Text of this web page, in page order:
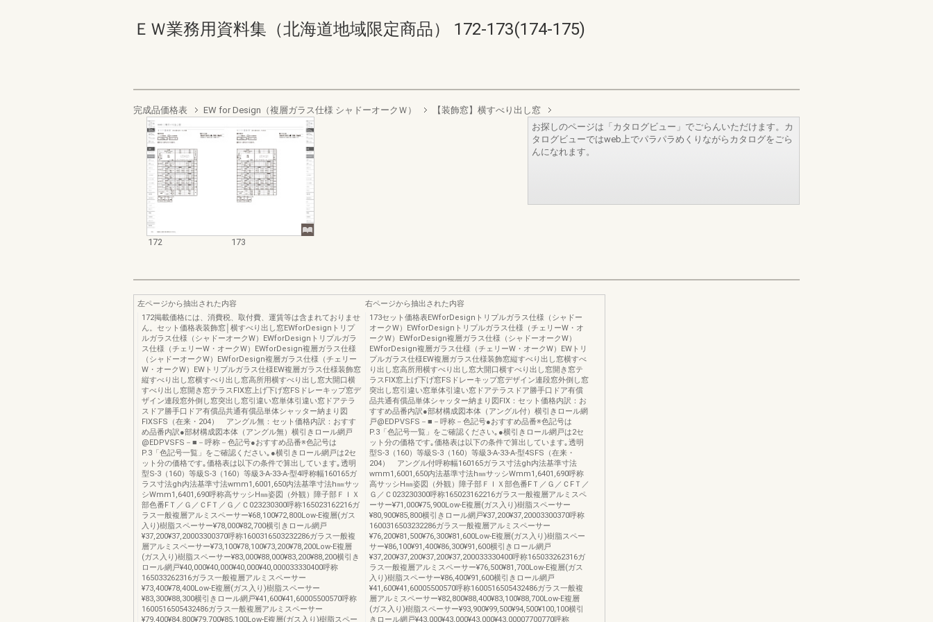
ＥＷ業務用資料集（北海道地域限定商品） 172-173(174-175)
完成品価格表 EW for Design（複層ガラス仕様 シャドーオークＷ） 【装飾窓】横すべり出し窓
172 173
お探しのページは「カタログビュー」でごらんいただけます。カ
タログビューではweb上でパラパラめくりながらカタログをごら
んになれます。
左ページから抽出された内容
172掲載価格には、消費税、取付費、運賃等は含まれておりませ
ん。セット価格表装飾窓│横すべり出し窓EWforDesignトリプ
ルガラス仕様（シャドーオークW）EWforDesignトリプルガラ
ス仕様（チェリーW・オークW）EWforDesign複層ガラス仕様
（シャドーオークW）EWforDesign複層ガラス仕様（チェリー
W・オークW）EWトリプルガラス仕様EW複層ガラス仕様装飾窓
縦すべり出し窓横すべり出し窓高所用横すべり出し窓大開口横
すべり出し窓開き窓テラスFIX窓上げ下げ窓FSドレーキップ窓デ
ザイン連段窓外倒し窓突出し窓引違い窓単体引違い窓ドアテラ
スドア勝手口ドア有償品共通有償品単体シャッター納まり図
FIXSFS（在来・204） アングル無：セット価格内訳：おすす
め品番内訳●部材構成図本体（アングル無）横引きロール網戸
@EDPVSFS－■－呼称－色記号●おすすめ品番※色記号は
P.3「色記号一覧」をご確認ください｡●横引きロール網戸は2セ
ット分の価格です｡価格表は以下の条件で算出しています｡透明
型S-3（160）等級S-3（160）等級3-A-33-A-型4呼称幅160165ガ
ラス寸法gh内法基準寸法wmm1,6001,650内法基準寸法h㎜サッ
シWmm1,6401,690呼称高サッシH㎜姿図（外観）障子部ＦＩＸ
部色番FＴ／Ｇ／ＣFＴ／Ｇ／Ｃ023230300呼称165023162216ガ
ラス一般複層アルミスペーサー¥68,100¥72,800Low-E複層(ガス
入り)樹脂スペーサー¥78,000¥82,700横引きロール網戸
¥37,200¥37,20003300370呼称1600316503232286ガラス一般複
層アルミスペーサー¥73,100¥78,100¥73,200¥78,200Low-E複層
(ガス入り)樹脂スペーサー¥83,000¥88,000¥83,200¥88,200横引き
ロール網戸¥40,000¥40,000¥40,000¥40,000033330400呼称
165033262316ガラス一般複層アルミスペーサー
¥73,400¥78,400Low-E複層(ガス入り)樹脂スペーサー
¥83,300¥88,300横引きロール網戸¥41,600¥41,60005500570呼称
1600516505432486ガラス一般複層アルミスペーサー
¥79,400¥84,800¥79,700¥85,100Low-E複層(ガス入り)樹脂スペー
右ページから抽出された内容
173セット価格表EWforDesignトリプルガラス仕様（シャドー
オークW）EWforDesignトリプルガラス仕様（チェリーW・オ
ークW）EWforDesign複層ガラス仕様（シャドーオークW）
EWforDesign複層ガラス仕様（チェリーW・オークW）EWトリ
プルガラス仕様EW複層ガラス仕様装飾窓縦すべり出し窓横すべ
り出し窓高所用横すべり出し窓大開口横すべり出し窓開き窓テ
ラスFIX窓上げ下げ窓FSドレーキップ窓デザイン連段窓外倒し窓
突出し窓引違い窓単体引違い窓ドアテラスドア勝手口ドア有償
品共通有償品単体シャッター納まり図FIX：セット価格内訳：お
すすめ品番内訳●部材構成図本体（アングル付）横引きロール網
戸@EDPVSFS－■－呼称－色記号●おすすめ品番※色記号は
P.3「色記号一覧」をご確認ください｡●横引きロール網戸は2セ
ット分の価格です｡価格表は以下の条件で算出しています｡透明
型S-3（160）等級S-3（160）等級3-A-33-A-型4SFS（在来・
204） アングル付呼称幅160165ガラス寸法gh内法基準寸法
wmm1,6001,650内法基準寸法h㎜サッシWmm1,6401,690呼称
高サッシH㎜姿図（外観）障子部ＦＩＸ部色番FＴ／Ｇ／ＣFＴ／
Ｇ／Ｃ023230300呼称165023162216ガラス一般複層アルミスペ
ーサー¥71,000¥75,900Low-E複層(ガス入り)樹脂スペーサー
¥80,900¥85,800横引きロール網戸¥37,200¥37,20003300370呼称
1600316503232286ガラス一般複層アルミスペーサー
¥76,200¥81,500¥76,300¥81,600Low-E複層(ガス入り)樹脂スペー
サー¥86,100¥91,400¥86,300¥91,600横引きロール網戸
¥37,200¥37,200¥37,200¥37,200033330400呼称165033262316ガ
ラス一般複層アルミスペーサー¥76,500¥81,700Low-E複層(ガス
入り)樹脂スペーサー¥86,400¥91,600横引きロール網戸
¥41,600¥41,60005500570呼称1600516505432486ガラス一般複
層アルミスペーサー¥82,800¥88,400¥83,100¥88,700Low-E複層
(ガス入り)樹脂スペーサー¥93,900¥99,500¥94,500¥100,100横引
きロール網戸¥43,000¥43,000¥43,000¥43,00007700770呼称